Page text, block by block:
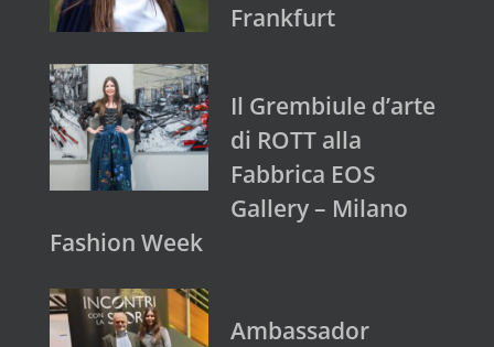
Frankfurt
Il Grembiule d’arte
di ROTT alla
Fabbrica EOS
Gallery – Milano
Fashion Week
Ambassador